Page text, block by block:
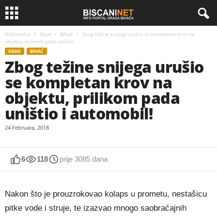
Naslovnica Grad Bihać
Zbog težine snijega urušio se kompletan krov na
objektu, prilikom pada uništio...
GRAD BIHAĆ
Zbog težine snijega urušio
se kompletan krov na
objektu, prilikom pada
uništio i automobil!
24 Februara, 2018
6 118 prije 3085 dana
Nakon što je prouzrokovao kolaps u prometu, nestašicu
pitke vode i struje, te izazvao mnogo saobraćajnih